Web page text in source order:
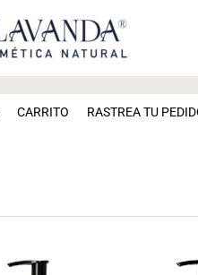
CARRITO RASTREA TU